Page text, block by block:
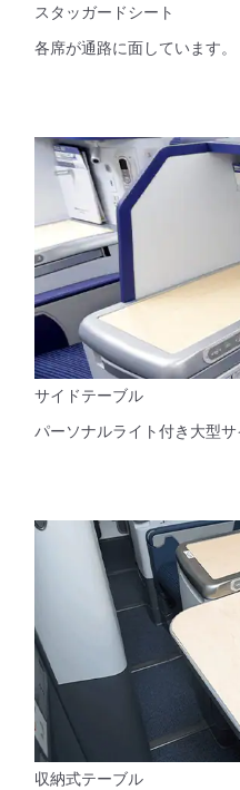
スタッガードシート
各席が通路に面しています。
サイドテーブル
パーソナルライト付き大型
収納式テーブル